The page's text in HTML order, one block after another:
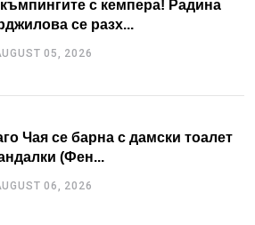
с кемпера! Радина
се разх...
05, 2026
Чая се барна с дамски тоалет
(Фен...
06, 2026